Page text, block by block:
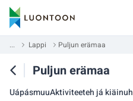
... Lappi Puljun erämaa
Puljun erämaa
UápásmuuAktiviteeteh já kiäinuh